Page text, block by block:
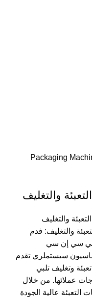
التعبئة والتغليف
والتغليف
والتغليف: فدم
سي إن سي
سيستملري تقدم
تعبئة وتغليف تلبي
عملائها. من خلال
التعبئة عالية الجودة